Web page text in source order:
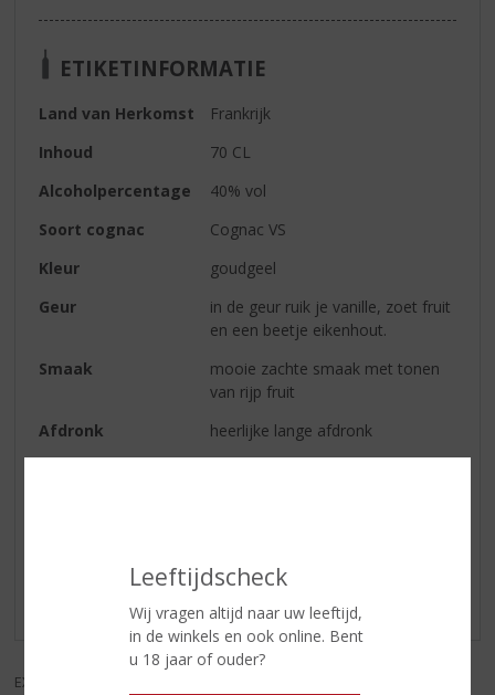
Leeftijdscheck
Wij vragen altijd naar uw leeftijd,
in de winkels en ook online. Bent
u 18 jaar of ouder?
ETIKETINFORMATIE
Land van Herkomst
Frankrijk
Inhoud
70 CL
Alcoholpercentage
40% vol
Soort cognac
Cognac VS
Kleur
goudgeel
Geur
in de geur ruik je vanille, zoet fruit
en een beetje eikenhout.
Smaak
mooie zachte smaak met tonen
van rijp fruit
Afdronk
heerlijke lange afdronk
Schrijf een review
Er zijn nog geen reviews geplaatst voor dit product
EXCL. BTW